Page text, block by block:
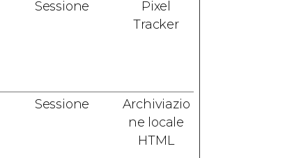
Sessione
Pixel
Tracker
Sessione
Archiviazio
ne locale
HTML